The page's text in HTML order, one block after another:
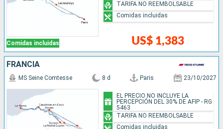
Comidas incluidas US$ 1,383
TARIFA NO REEMBOLSABLE
Comidas incluidas
FRANCIA
MS Seine Comtesse 8 d Paris 23/10/2027
EL PRECIO NO INCLUYE LA
PERCEPCIÓN DEL 30% DE AFIP - RG
5463
TARIFA NO REEMBOLSABLE
Comidas incluidas